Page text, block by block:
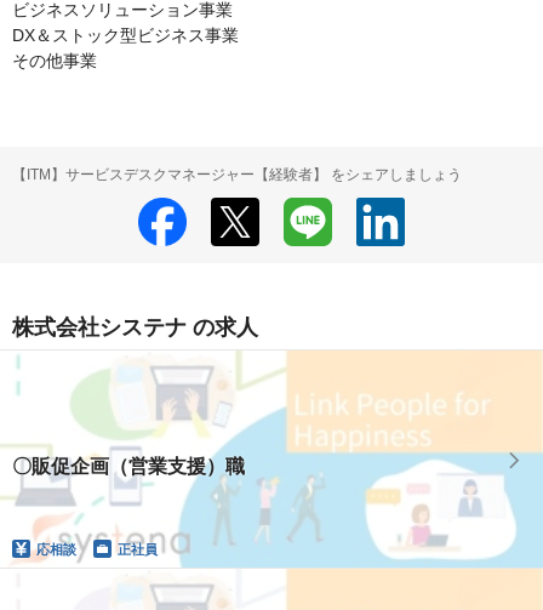
ビジネスソリューション事業
DX＆ストック型ビジネス事業
その他事業
【ITM】サービスデスクマネージャー【経験者】 をシェアしましょう
株式会社システナ の求人
〇販促企画（営業支援）職
応相談 正社員